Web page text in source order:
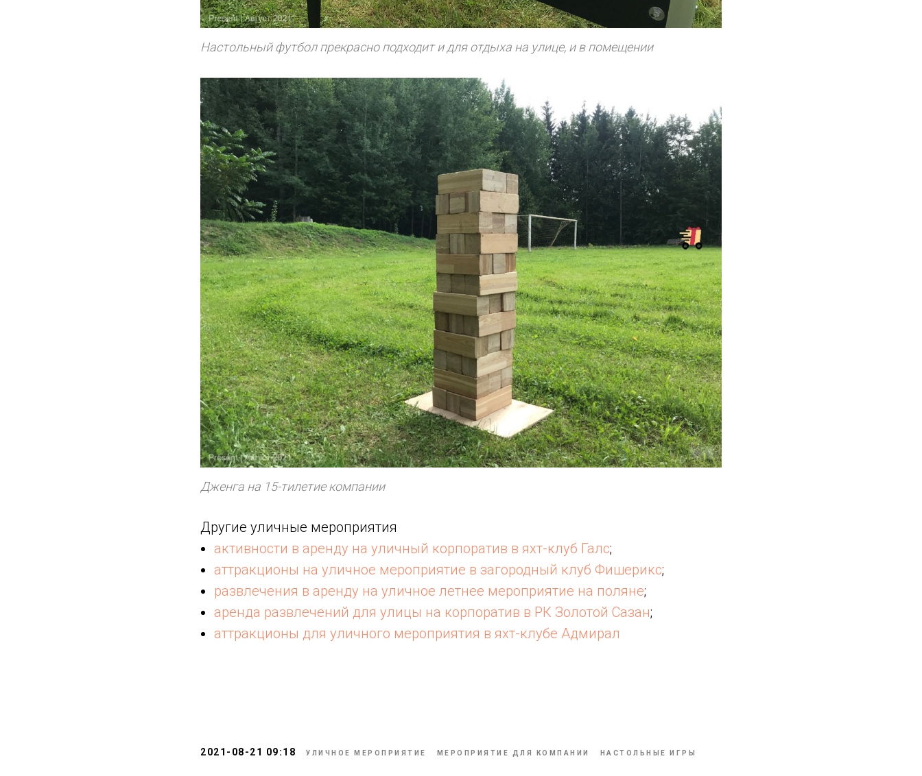
Настольный футбол прекрасно подходит и для отдыха на улице, и в помещении
Дженга на 15-тилетие компании
Другие уличные мероприятия
активности в аренду на уличный корпоратив в яхт-клуб Галс;
аттракционы на уличное мероприятие в загородный клуб Фишерикс;
развлечения в аренду на уличное летнее мероприятие на поляне;
аренда развлечений для улицы на корпоратив в РК Золотой Сазан;
аттракционы для уличного мероприятия в яхт-клубе Адмирал
2021-08-21 09:18 УЛИЧНОЕ МЕРОПРИЯТИЕ МЕРОПРИЯТИЕ ДЛЯ КОМПАНИИ НАСТОЛЬНЫЕ ИГРЫ